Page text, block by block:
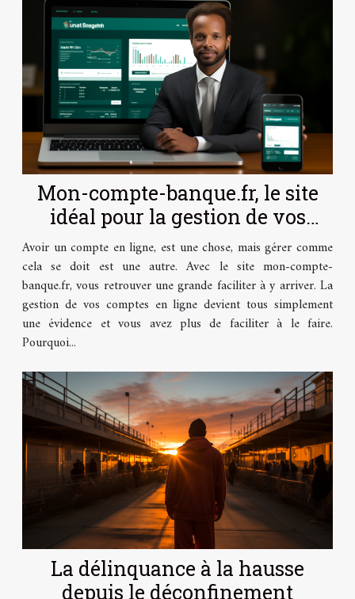
Mon-compte-banque.fr, le site
idéal pour la gestion de vos
comptes en ligne.
Avoir un compte en ligne, est une chose, mais gérer comme
cela se doit est une autre. Avec le site mon-compte-
banque.fr, vous retrouver une grande faciliter à y arriver. La
gestion de vos comptes en ligne devient tous simplement
une évidence et vous avez plus de faciliter à le faire.
Pourquoi...
La délinquance à la hausse
depuis le déconfinement